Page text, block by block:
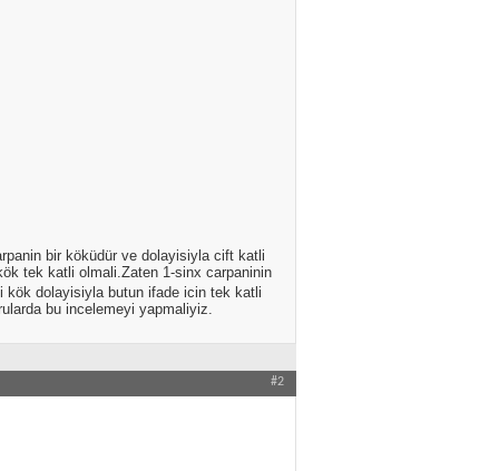
bir köküdür ve dolayisiyla cift katli
tek katli olmali.Zaten 1-sinx carpaninin
dolayisiyla butun ifade icin tek katli
bu incelemeyi yapmaliyiz.
#2